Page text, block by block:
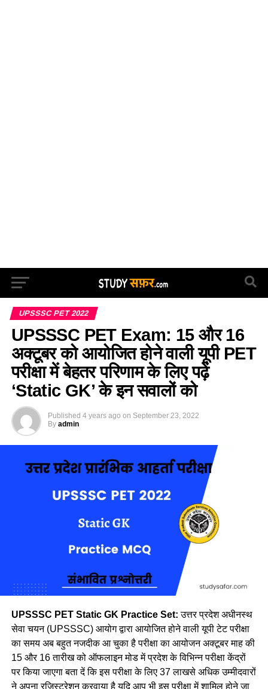
UPSSSC PET 2022
UPSSSC PET Exam: 15 और 16
अक्टूबर को आयोजित होने वाली यूपी PET
परीक्षा में बेहतर परिणाम के लिए पढ़ें
‘Static GK’ के इन सवालों को
Published 4 years ago on September 23, 2022
By admin
UPSSSC PET Static GK Practice Set: उत्तर प्रदेश अधीनस्थ
सेवा चयन (UPSSSC) आयोग द्वारा आयोजित होने वाली यूपी टेट परीक्षा
का समय अब बहुत नजदीक आ चुका है परीक्षा का आयोजन अक्टूबर माह की
15 और 16 तारीख को ऑफलाइन मोड में प्रदेश के विभिन्न परीक्षा केंद्रों
पर किया जाएगा बता दें कि इस परीक्षा के लिए 37 लाखसे अधिक उम्मीदवारों
ने अपना रजिस्ट्रेशन करवाया है यदि आप भी इस परीक्षा में शामिल होने जा